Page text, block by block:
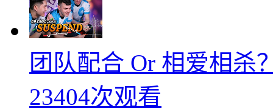
团队配合 Or 相爱相杀
23404次观看